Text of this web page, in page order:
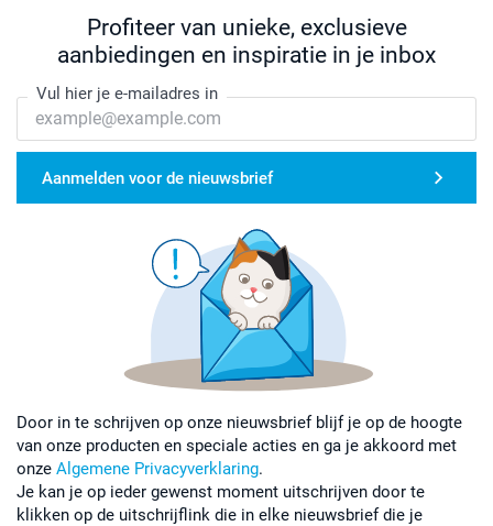
Profiteer van unieke, exclusieve
aanbiedingen en inspiratie in je inbox
Vul hier je e-mailadres in
Aanmelden voor de nieuwsbrief
Door in te schrijven op onze nieuwsbrief blijf je op de hoogte
van onze producten en speciale acties en ga je akkoord met
onze Algemene Privacyverklaring.
Je kan je op ieder gewenst moment uitschrijven door te
klikken op de uitschrijflink die in elke nieuwsbrief die je